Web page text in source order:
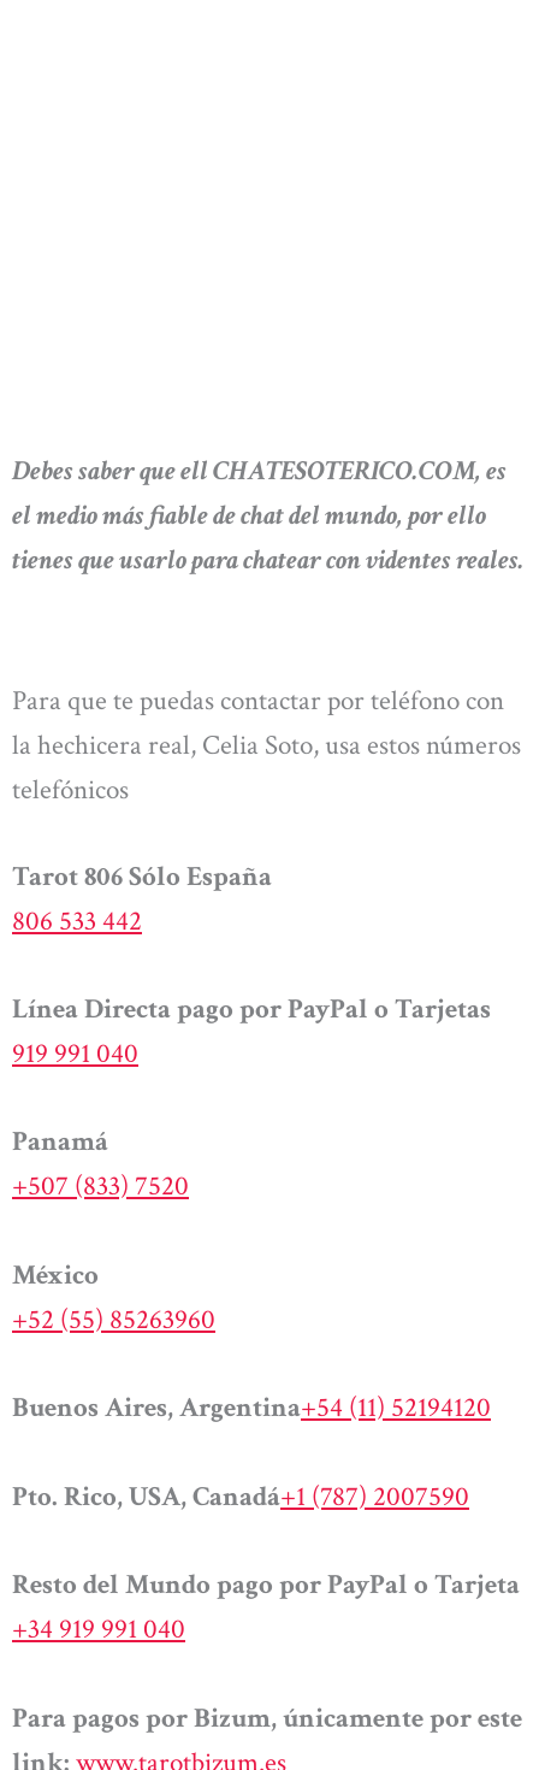
Debes saber que ell CHATESOTERICO.COM, es
el medio más fiable de chat del mundo, por ello
tienes que usarlo para chatear con videntes reales.
Para que te puedas contactar por teléfono con
la hechicera real, Celia Soto, usa estos números
telefónicos
Tarot 806 Sólo España
806 533 442
Línea Directa pago por PayPal o Tarjetas
919 991 040
Panamá
+507 (833) 7520
México
+52 (55) 85263960
Buenos Aires, Argentina+54 (11) 52194120
Pto. Rico, USA, Canadá+1 (787) 2007590
Resto del Mundo pago por PayPal o Tarjeta
+34 919 991 040
Para pagos por Bizum, únicamente por este
link: www.tarotbizum.es